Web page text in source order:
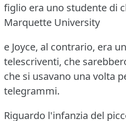
figlio era uno studente di
Marquette University
e Joyce, al contrario, era
telescriventi, che
che si usavano una volta
telegrammi.
Riguardo l'infanzia del